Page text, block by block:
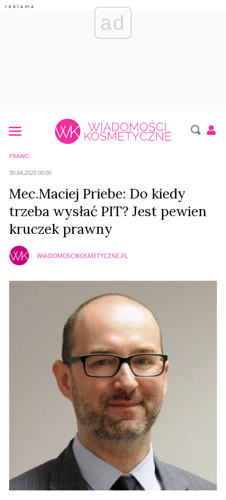
ad
PRAWO
30.04.2020 00:00
Mec.Maciej Priebe: Do kiedy
trzeba wysłać PIT? Jest pewien
kruczek prawny
WIADOMOSCIKOSMETYCZNE.PL